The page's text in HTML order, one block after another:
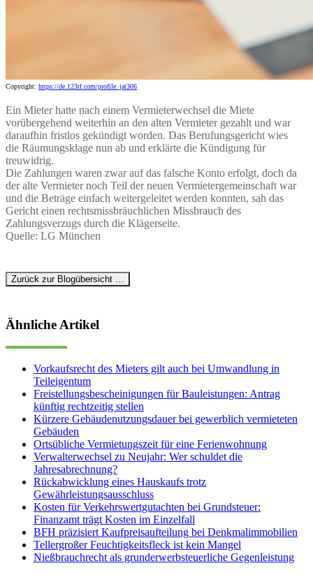
Copyright: https://de.123rf.com/profile_jat306
Ein Mieter hatte nach einem Vermieterwechsel die Miete
vorübergehend weiterhin an den alten Vermieter gezahlt und war
daraufhin fristlos gekündigt worden. Das Berufungsgericht wies
die Räumungsklage nun ab und erklärte die Kündigung für
treuwidrig.
Die Zahlungen waren zwar auf das falsche Konto erfolgt, doch da
der alte Vermieter noch Teil der neuen Vermietergemeinschaft war
und die Beträge einfach weitergeleitet werden konnten, sah das
Gericht einen rechtsmissbräuchlichen Missbrauch des
Zahlungsverzugs durch die Klägerseite.
Quelle: LG München
Zurück zur Blogübersicht …
Ähnliche Artikel
Vorkaufsrecht des Mieters gilt auch bei Umwandlung in
Teileigentum
Freistellungsbescheinigungen für Bauleistungen: Antrag
künftig rechtzeitig stellen
Kürzere Gebäudenutzungsdauer bei gewerblich vermieteten
Gebäuden
Ortsübliche Vermietungszeit für eine Ferienwohnung
Verwalterwechsel zu Neujahr: Wer schuldet die
Jahresabrechnung?
Rückabwicklung eines Hauskaufs trotz
Gewährleistungsausschluss
Kosten für Verkehrswertgutachten bei Grundsteuer:
Finanzamt trägt Kosten im Einzelfall
BFH präzisiert Kaufpreisaufteilung bei Denkmalimmobilien
Tellergroßer Feuchtigkeitsfleck ist kein Mangel
Nießbrauchrecht als grunderwerbsteuerliche Gegenleistung